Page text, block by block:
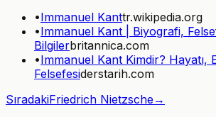
•Immanuel Kanttr.wikipedia.org
•Immanuel Kant | Biyografi,
Bilgilerbritannica.com
•Immanuel Kant Kimdir? Hayatı,
Felsefesiderstarih.com
SıradakiFriedrich Nietzsche→